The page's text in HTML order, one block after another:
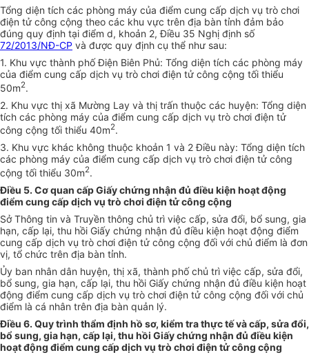
Tổng diện tích các phòng máy của điểm cung cấp dịch vụ trò chơi
điện tử công cộng theo các khu vực trên địa bàn tỉnh đảm bảo
đúng quy định tại điểm d, khoản 2, Điều 35 Nghị định số
72/2013/NĐ-CP và được quy định cụ thể như sau:
1. Khu vực thành phố Điện Biên Phủ: Tổng diện tích các phòng máy
của điểm cung cấp dịch vụ trò chơi điện tử công cộng tối thiểu
50m2.
2. Khu vực thị xã Mường Lay và thị trấn thuộc các huyện: Tổng diện
tích các phòng máy của điểm cung cấp dịch vụ trò chơi điện tử
công cộng tối thiểu 40m2.
3. Khu vực khác không thuộc khoản 1 và 2 Điều này: Tổng diện tích
các phòng máy của điểm cung cấp dịch vụ trò chơi điện tử công
cộng tối thiểu 30m2.
Điều 5. Cơ quan cấp Giấy chứng nhận đủ điều kiện hoạt động
điểm cung cấp dịch vụ trò chơi điện tử công cộng
Sở Thông tin và Truyền thông chủ trì việc cấp, sửa đổi, bổ sung, gia
hạn, cấp lại, thu hồi Giấy chứng nhận đủ điều kiện hoạt động điểm
cung cấp dịch vụ trò chơi điện tử công cộng đối với chủ điểm là đơn
vị, tổ chức trên địa bàn tỉnh.
Ủy ban nhân dân huyện, thị xã, thành phố chủ trì việc cấp, sửa đổi,
bổ sung, gia hạn, cấp lại, thu hồi Giấy chứng nhận đủ điều kiện hoạt
động điểm cung cấp dịch vụ trò chơi điện tử công cộng đối với chủ
điểm là cá nhân trên địa bàn quản lý.
Điều 6. Quy trình thẩm định hồ sơ, kiểm tra thực tế và cấp, sửa đổi,
bổ sung, gia hạn, cấp lại, thu hồi Giấy chứng nhận đủ điều kiện
hoạt động điểm cung cấp dịch vụ trò chơi điện tử công cộng